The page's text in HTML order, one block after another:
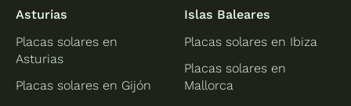
Asturias
Placas solares en
Asturias
Placas solares en Gijón
Islas Baleares
Placas solares en Ibiza
Placas solares en
Mallorca